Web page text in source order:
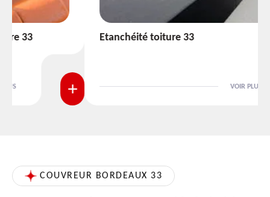
Etanchéité toiture 33
VOIR PLUS
COUVREUR BORDEAUX 33